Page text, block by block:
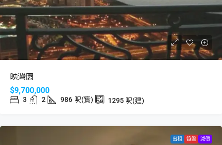
映灣園
$9,700,000
3 2 986 呎(實) 1295 呎(建)
出租 筍盤 減價